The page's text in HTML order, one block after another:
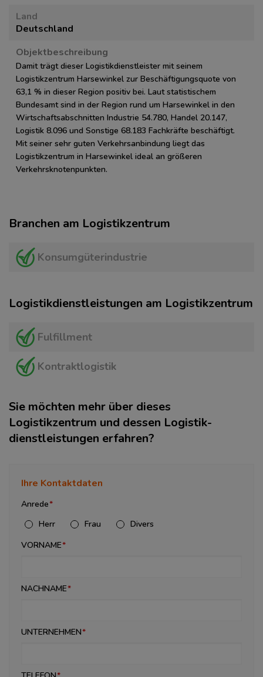
Land
Deutschland
Objektbeschreibung
Damit trägt dieser Logistikdienstleister mit seinem
Logistikzentrum Harsewinkel zur Beschäftigungsquote von
63,1 % in dieser Region positiv bei. Laut statistischem
Bundesamt sind in der Region rund um Harsewinkel in den
Wirtschaftsabschnitten Industrie 54.780, Handel 20.147,
Logistik 8.096 und Sonstige 68.183 Fachkräfte beschäftigt.
Mit seiner sehr guten Verkehrsanbindung liegt das
Logistikzentrum in Harsewinkel ideal an größeren
Verkehrsknotenpunkten.
Branchen am Logistikzentrum
Konsumgüterindustrie
Logistikdienstleistungen am Logistikzentrum
Fulfillment
Kontraktlogistik
Sie möchten mehr über dieses
Logistikzentrum und dessen Logistik­
dienstleistungen erfahren?
Ihre Kontaktdaten
Anrede
Herr
Frau
Divers
VORNAME
NACHNAME
UNTERNEHMEN